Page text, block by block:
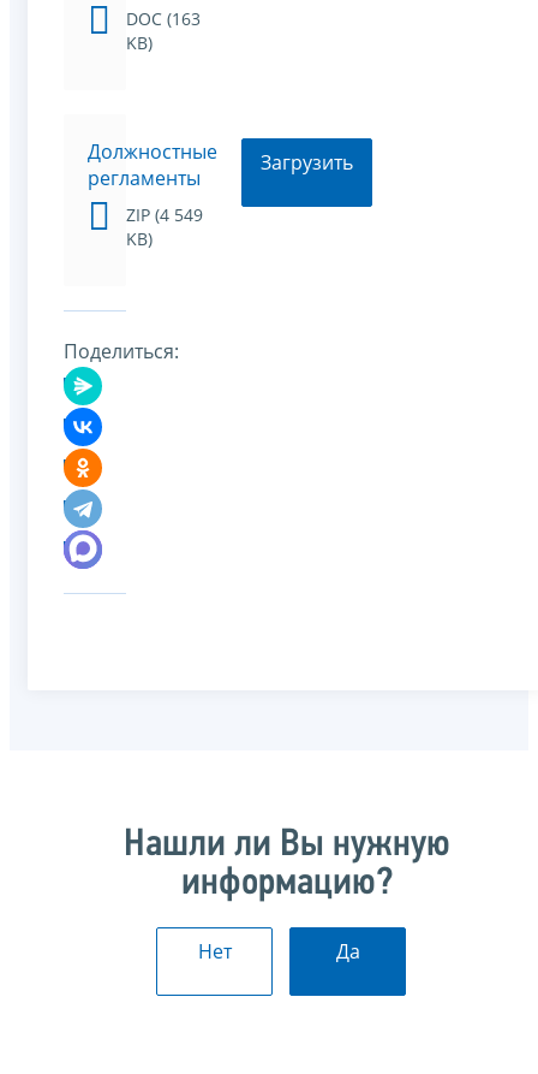
DOC (163
KB)
Должностные
регламенты
ZIP (4 549
KB)
Загрузить
Поделиться:
Нашли ли Вы нужную
информацию?
Нет Да